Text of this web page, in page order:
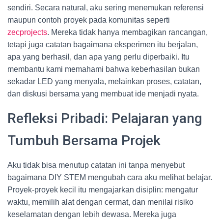
sendiri. Secara natural, aku sering menemukan referensi
maupun contoh proyek pada komunitas seperti
zecprojects. Mereka tidak hanya membagikan rancangan,
tetapi juga catatan bagaimana eksperimen itu berjalan,
apa yang berhasil, dan apa yang perlu diperbaiki. Itu
membantu kami memahami bahwa keberhasilan bukan
sekadar LED yang menyala, melainkan proses, catatan,
dan diskusi bersama yang membuat ide menjadi nyata.
Refleksi Pribadi: Pelajaran yang
Tumbuh Bersama Projek
Aku tidak bisa menutup catatan ini tanpa menyebut
bagaimana DIY STEM mengubah cara aku melihat belajar.
Proyek-proyek kecil itu mengajarkan disiplin: mengatur
waktu, memilih alat dengan cermat, dan menilai risiko
keselamatan dengan lebih dewasa. Mereka juga